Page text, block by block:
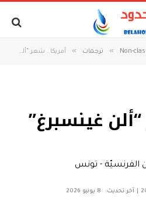
Non-
» ترجمات » أمريكا.. شعر “ألن غينسبرغ” 1926-1997
غينسبرغ”
الفرنسيّة - تونس
آخر تحديث: 8 يونيو 2026